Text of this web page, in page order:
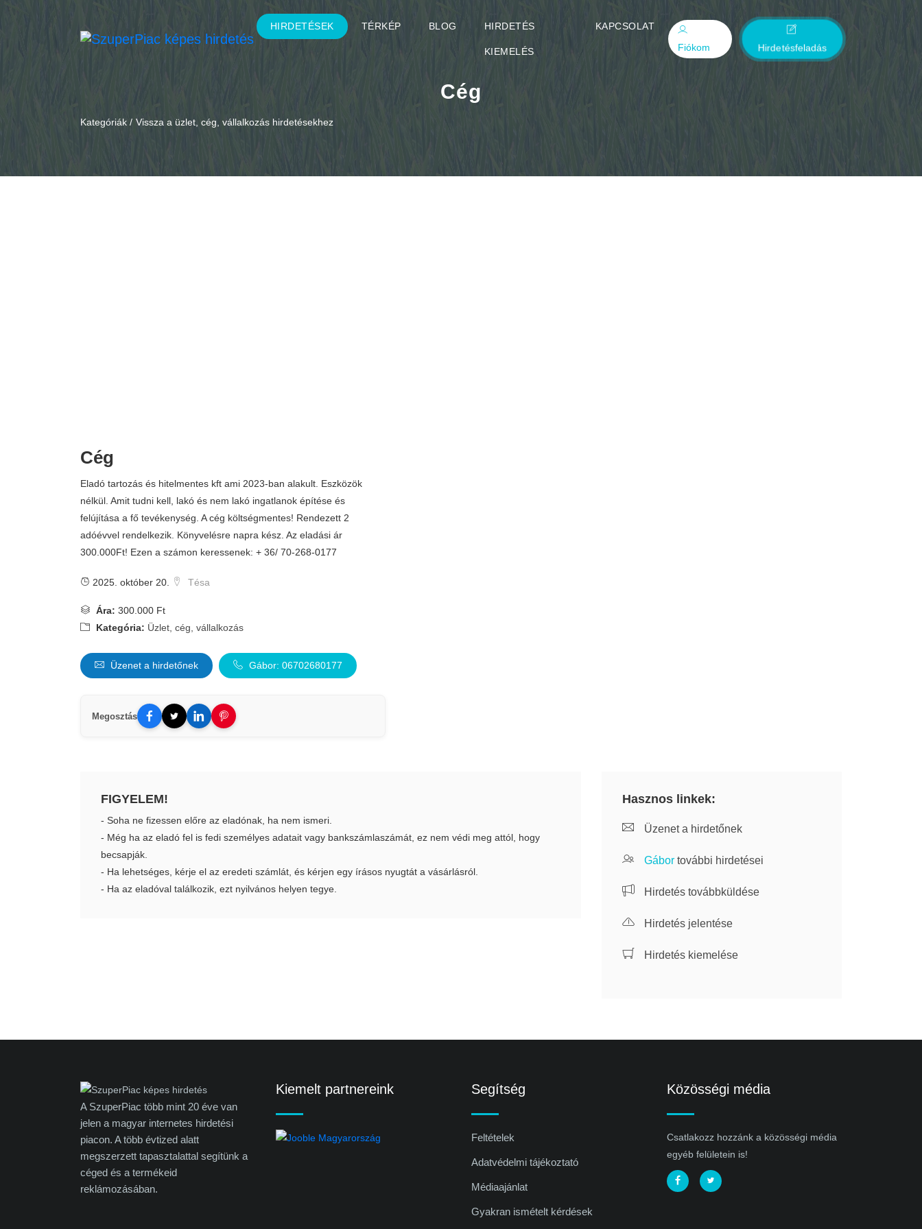
HIRDETÉSEK TÉRKÉP BLOG HIRDETÉS
KIEMELÉS
KAPCSOLAT
Fiókom
Hirdetésfeladás
Cég
Kategóriák / Vissza a üzlet, cég, vállalkozás hirdetésekhez
Cég
Eladó tartozás és hitelmentes kft ami 2023-ban alakult. Eszközök
nélkül. Amit tudni kell, lakó és nem lakó ingatlanok építése és
felújítása a fő tevékenység. A cég költségmentes! Rendezett 2
adóévvel rendelkezik. Könyvelésre napra kész. Az eladási ár
300.000Ft! Ezen a számon keressenek: + 36/ 70-268-0177
2025. október 20. Tésa
Ára: 300.000 Ft
Kategória: Üzlet, cég, vállalkozás
Üzenet a hirdetőnek Gábor: 06702680177
Megosztás
FIGYELEM!
- Soha ne fizessen előre az eladónak, ha nem ismeri.
- Még ha az eladó fel is fedi személyes adatait vagy bankszámlaszámát, ez nem védi meg attól, hogy
becsapják.
- Ha lehetséges, kérje el az eredeti számlát, és kérjen egy írásos nyugtát a vásárlásról.
- Ha az eladóval találkozik, ezt nyilvános helyen tegye.
Hasznos linkek:
Üzenet a hirdetőnek
Gábor további hirdetései
Hirdetés továbbküldése
Hirdetés jelentése
Hirdetés kiemelése
A SzuperPiac több mint 20 éve van
jelen a magyar internetes hirdetési
piacon. A több évtized alatt
megszerzett tapasztalattal segítünk a
céged és a termékeid
reklámozásában.
Kiemelt partnereink Segítség
Feltételek
Adatvédelmi tájékoztató
Médiaajánlat
Gyakran ismételt kérdések
Közösségi média
Csatlakozz hozzánk a közösségi média
egyéb felületein is!